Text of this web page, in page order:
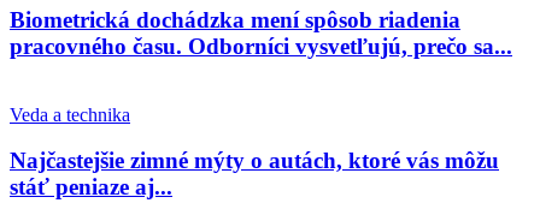
Biometrická dochádzka mení spôsob riadenia
pracovného času. Odborníci vysvetľujú, prečo sa...
Veda a technika
Najčastejšie zimné mýty o autách, ktoré vás môžu
stáť peniaze aj...